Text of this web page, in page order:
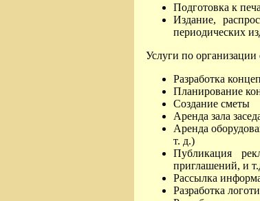
Подготовка к
Издание,
периодических
Услуги по
Разработка
Планирование
Создание сметы
Аренда зала
Аренда
т. д.)
Публикация
приглашений, и
Рассылка
Разработка